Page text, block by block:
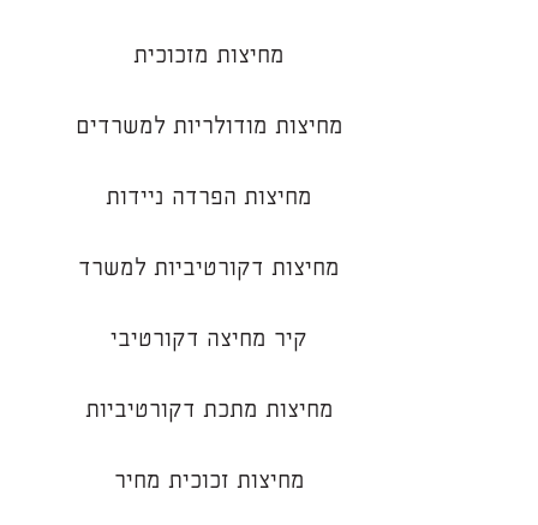
מחיצות מזכוכית
מחיצות מודולריות למשרדים
מחיצות הפרדה ניידות
מחיצות דקורטיביות למשרד
קיר מחיצה דקורטיבי
מחיצות מתכת דקורטיביות
מחיצות זכוכית מחיר